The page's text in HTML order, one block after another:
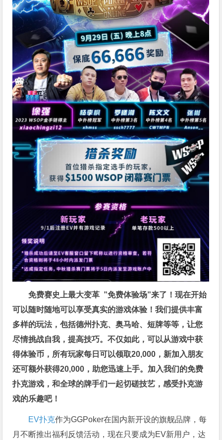
免费赛史上最大变革 ”免费体验场”来了！现在开始
可以随时随地可以享受真实的游戏体验！我们提供丰富
多样的玩法，包括德州扑克、奥马哈、短牌等等，让您
尽情挑战自我，提高技巧。不仅如此，可以从游戏中获
得体验币，所有玩家每日可以领取20,000，新加入朋友
还可额外获得20,000，助您迅速上手。 加入我们的免费
扑克游戏，和全球的牌手们一起切磋技艺，感受扑克游
戏的乐趣吧！
EV扑克作为GGPoker在国内新开设的旗舰品牌，每
月不断推出福利反馈活动，现在只要成为EV新用户，达